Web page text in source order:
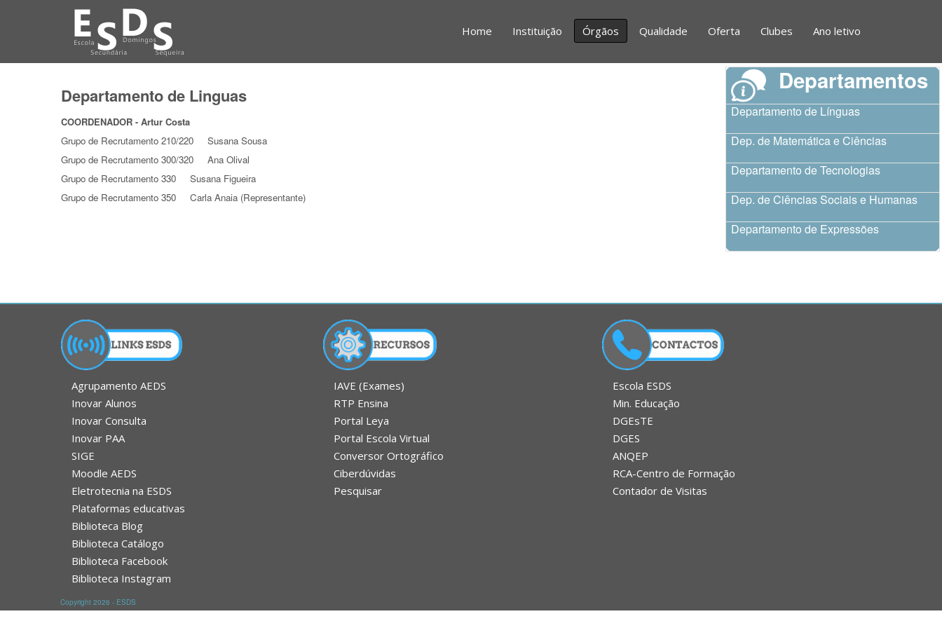
Home Instituição Órgãos Qualidade Oferta Clubes Ano letivo
Copyright 2026 - ESDS
Departamento de Linguas
COORDENADOR - Artur Costa
Grupo de Recrutamento 210/220 Susana Sousa
Grupo de Recrutamento 300/320 Ana Olival
Grupo de Recrutamento 330 Susana Figueira
Grupo de Recrutamento 350 Carla Anaia (Representante)
Departamentos
Departamento de Línguas
Dep. de Matemática e Ciências
Departamento de Tecnologias
Dep. de Ciências Sociais e Humanas
Departamento de Expressões
Agrupamento AEDS
Inovar Alunos
Inovar Consulta
Inovar PAA
SIGE
Moodle AEDS
Eletrotecnia na ESDS
Plataformas educativas
Biblioteca Blog
Biblioteca Catálogo
Biblioteca Facebook
Biblioteca Instagram
IAVE (Exames)
RTP Ensina
Portal Leya
Portal Escola Virtual
Conversor Ortográfico
Ciberdúvidas
Pesquisar
Escola ESDS
Min. Educação
DGEsTE
DGES
ANQEP
RCA-Centro de Formação
Contador de Visitas